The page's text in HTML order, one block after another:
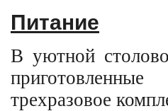
Питание
В уютной
трехразовое